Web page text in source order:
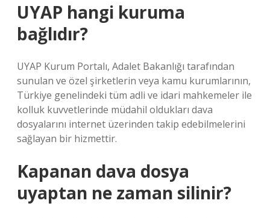
UYAP hangi kuruma
bağlıdır?
UYAP Kurum Portalı, Adalet Bakanlığı tarafından
sunulan ve özel şirketlerin veya kamu kurumlarının,
Türkiye genelindeki tüm adli ve idari mahkemeler ile
kolluk kuvvetlerinde müdahil oldukları dava
dosyalarını internet üzerinden takip edebilmelerini
sağlayan bir hizmettir.
Kapanan dava dosya
uyaptan ne zaman silinir?